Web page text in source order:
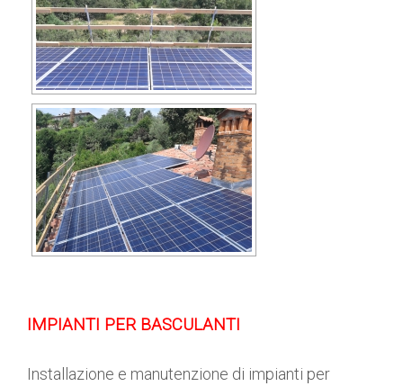
IMPIANTI PER BASCULANTI
Installazione e manutenzione di impianti per